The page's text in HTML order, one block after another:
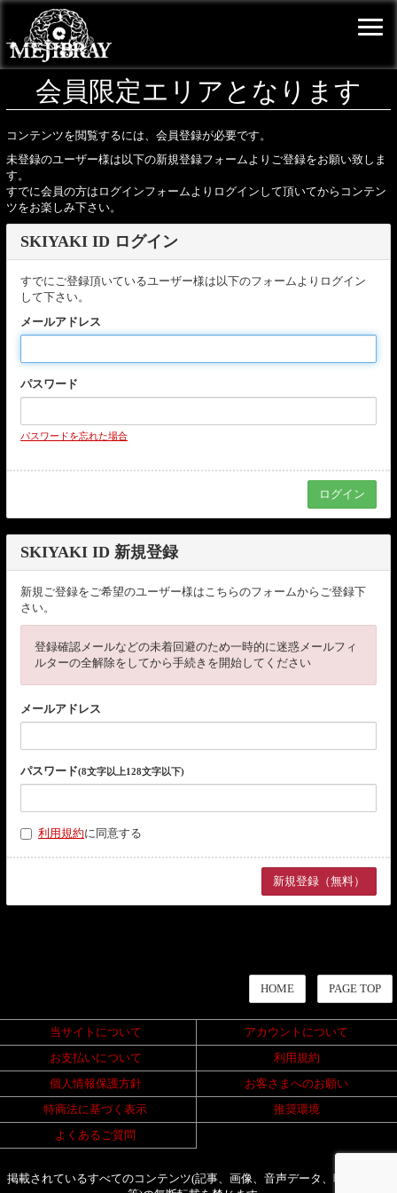
会員限定エリアとなります
コンテンツを閲覧するには、会員登録が必要です。
未登録のユーザー様は以下の新規登録フォームよりご登録をお願い致しま
す。
すでに会員の方はログインフォームよりログインして頂いてからコンテン
ツをお楽しみ下さい。
SKIYAKI ID ログイン
すでにご登録頂いているユーザー様は以下のフォームよりログイン
して下さい。
メールアドレス
パスワード
パスワードを忘れた場合
SKIYAKI ID 新規登録
新規ご登録をご希望のユーザー様はこちらのフォームからご登録下
さい。
登録確認メールなどの未着回避のため一時的に迷惑メールフィ
ルターの全解除をしてから手続きを開始してください
メールアドレス
パスワード(8文字以上128文字以下)
利用規約に同意する
HOME PAGE TOP
当サイトについて
アカウントについて
お支払いについて
利用規約
個人情報保護方針
お客さまへのお願い
特商法に基づく表示
推奨環境
よくあるご質問
掲載されているすべてのコンテンツ(記事、画像、音声データ、映像データ